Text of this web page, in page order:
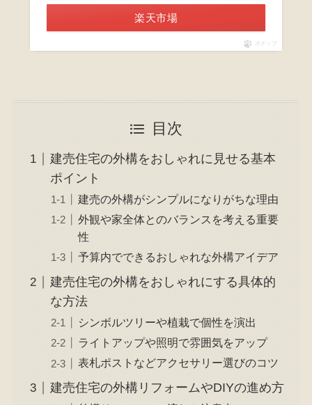
楽天市場
ポチップ
目次
建売住宅の外構をおしゃれに見せる基本
ポイント
建売の外構がシンプルになりがちな理由
外観や家全体とのバランスを考える重要
性
予算内でできるおしゃれな外構アイデア
建売住宅の外構をおしゃれにする具体的
な方法
シンボルツリーや植栽で個性を演出
ライトアップや照明で雰囲気をアップ
表札ポストなどアクセサリー選びのコツ
建売住宅の外構リフォームやDIYの進め方